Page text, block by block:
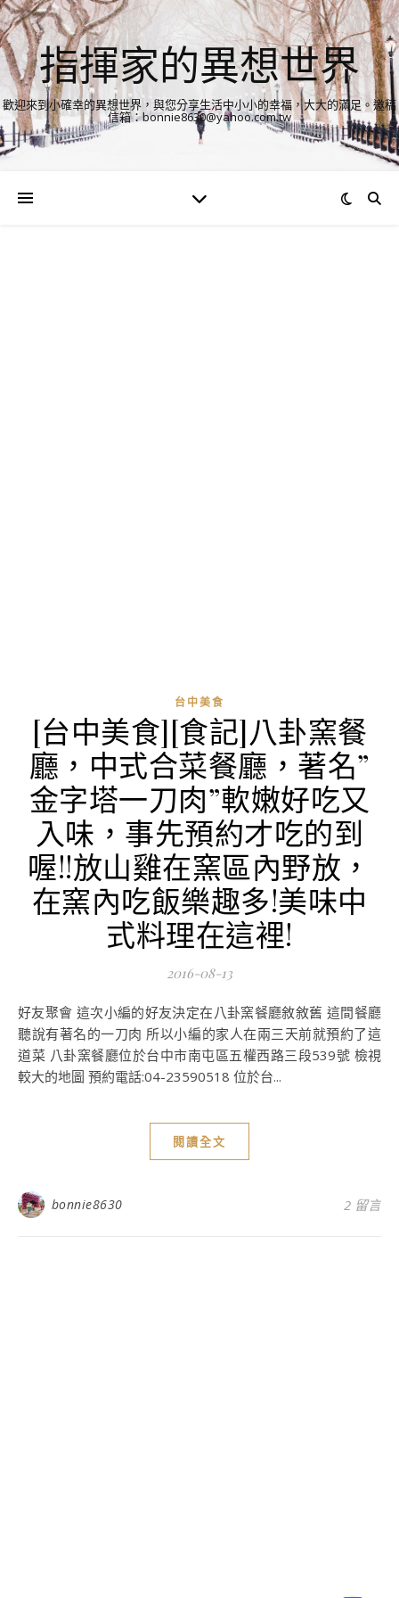
指揮家的異想世界
歡迎來到小確幸的異想世界，與您分享生活中小小的幸福，大大的滿足。邀稿
信箱：bonnie8630@yahoo.com.tw
台中美食
[台中美食][食記]八卦窯餐
廳，中式合菜餐廳，著名”
金字塔一刀肉”軟嫩好吃又
入味，事先預約才吃的到
喔!!放山雞在窯區內野放，
在窯內吃飯樂趣多!美味中
式料理在這裡!
2016-08-13
好友聚會 這次小編的好友決定在八卦窯餐廳敘敘舊 這間餐廳
聽說有著名的一刀肉 所以小編的家人在兩三天前就預約了這
道菜 八卦窯餐廳位於台中市南屯區五權西路三段539號 檢視
較大的地圖 預約電話:04-23590518 位於台...
閱讀全文
bonnie8630 2 留言